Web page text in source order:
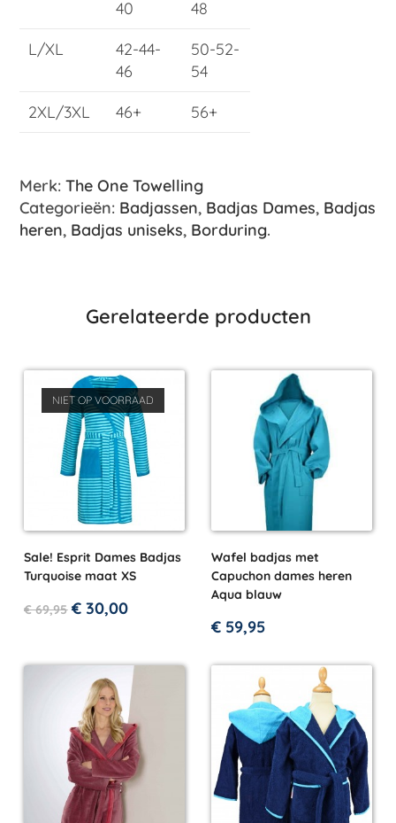
40
48
L/XL
42-44-
46
50-52-
54
2XL/3XL
46+ 56+
Merk:The One Towelling
Categorieën: Badjassen, Badjas Dames, Badjas
heren, Badjas uniseks, Borduring.
Gerelateerde producten
NIET OP VOORRAAD
Sale! Esprit Dames Badjas
Turquoise maat XS
€69,95 € 30,00
Wafel badjas met
Capuchon dames heren
Aqua blauw
€ 59,95